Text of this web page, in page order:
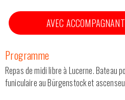
AVEC
Programme
Repas de midi libre à Lucerne. Bateau
funiculaire au Bürgenstock et